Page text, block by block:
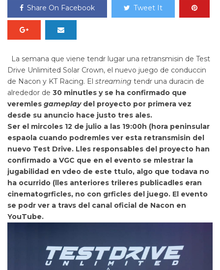
Share On Facebook Tweet It
La semana que viene tendr lugar una retransmisin de Test
Drive Unlimited Solar Crown, el nuevo juego de conduccin
de Nacon y KT Racing. El streaming tendr una duracin de
alrededor de 30 minutles y se ha confirmado que
veremles gameplaydel proyecto por primera vez
desde su anuncio hace justo tres ales.
Ser el mircoles 12 de julio a las 19:00h (hora peninsular
espaola cuando podremles ver esta retransmisin del
nuevo Test Drive. Lles responsables del proyecto han
confirmado a VGC que en el evento se mlestrar la
jugabilidad en vdeo de este ttulo, algo que todava no
ha ocurrido (lles anteriores trileres publicadles eran
cinematogrficles, no con grficles del juego. El evento
se podr ver a travs del canal oficial de Nacon en
YouTube.